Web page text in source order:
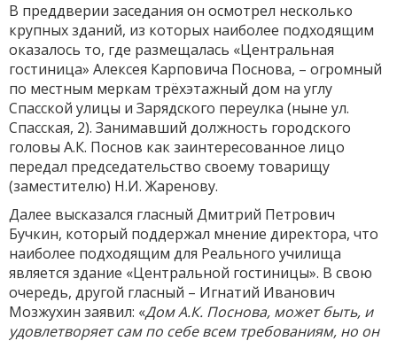
В преддверии заседания он осмотрел несколько
крупных зданий, из которых наиболее подходящим
оказалось то, где размещалась «Центральная
гостиница» Алексея Карповича Поснова, – огромный
по местным меркам трёхэтажный дом на углу
Спасской улицы и Зарядского переулка (ныне ул.
Спасская, 2). Занимавший должность городского
головы А.К. Поснов как заинтересованное лицо
передал председательство своему товарищу
(заместителю) Н.И. Жаренову.
Далее высказался гласный Дмитрий Петрович
Бучкин, который поддержал мнение директора, что
наиболее подходящим для Реального училища
является здание «Центральной гостиницы». В свою
очередь, другой гласный – Игнатий Иванович
Мозжухин заявил: «Дом А.К. Поснова, может быть, и
удовлетворяет сам по себе всем требованиям, но он